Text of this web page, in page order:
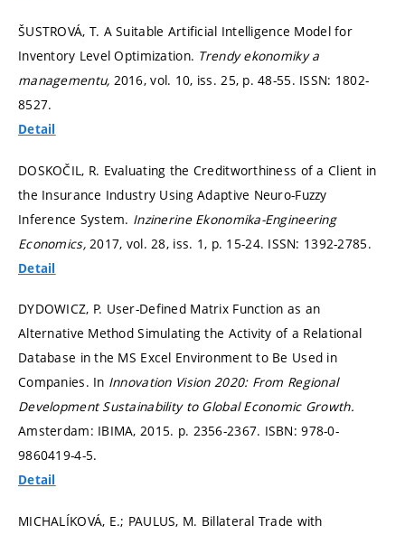
ŠUSTROVÁ, T. A Suitable Artificial Intelligence Model for
Inventory Level Optimization. Trendy ekonomiky a
managementu, 2016, vol. 10, iss. 25, p. 48-55. ISSN: 1802-
8527.
Detail
DOSKOČIL, R. Evaluating the Creditworthiness of a Client in
the Insurance Industry Using Adaptive Neuro-Fuzzy
Inference System. Inzinerine Ekonomika-Engineering
Economics, 2017, vol. 28, iss. 1, p. 15-24. ISSN: 1392-2785.
Detail
DYDOWICZ, P. User-Defined Matrix Function as an
Alternative Method Simulating the Activity of a Relational
Database in the MS Excel Environment to Be Used in
Companies. In Innovation Vision 2020: From Regional
Development Sustainability to Global Economic Growth.
Amsterdam: IBIMA, 2015. p. 2356-2367. ISBN: 978-0-
9860419-4-5.
Detail
MICHALÍKOVÁ, E.; PAULUS, M. Billateral Trade with